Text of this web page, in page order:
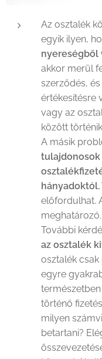
Az osztalék
egyik ilyen,
nyereségből
akkor merül
szerződés,
értékesítésre
vagy az
között
A másik
hányadoktól.
előfordulhat.
meghatározó.
További
az osztalék
osztalék csak
egyre
történő
milyen
betartani?